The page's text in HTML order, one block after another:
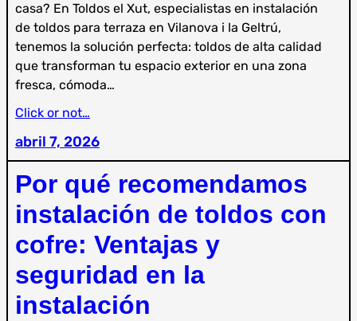
casa? En Toldos el Xut, especialistas en instalación
de toldos para terraza en Vilanova i la Geltrú,
tenemos la solución perfecta: toldos de alta calidad
que transforman tu espacio exterior en una zona
fresca, cómoda…
Click or not…
abril 7, 2026
Por qué recomendamos
instalación de toldos con
cofre: Ventajas y
seguridad en la
instalación